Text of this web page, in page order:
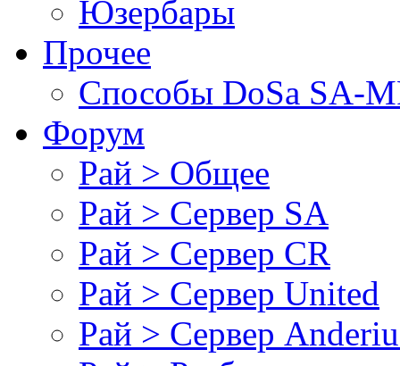
Юзербары
Прочее
Cпособы DoSа SA-
Форум
Рай > Общее
Рай > Сервер SA
Рай > Сервер CR
Рай > Сервер United
Рай > Сервер